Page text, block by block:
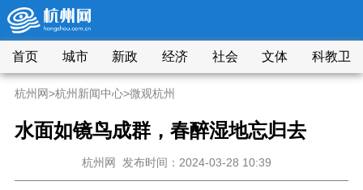
首页 城市 新政 经济 社会 文体 科教卫
杭州网>杭州新闻中心>微观杭州
水面如镜鸟成群，春醉湿地忘归去
杭州网 发布时间：2024-03-28 10:39